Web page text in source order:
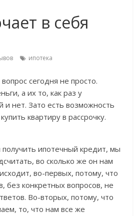
в себя
ипотека
сегодня не просто.
а их то, как раз у
нет. Зато есть возможность
квартиру в рассрочку.
ипотечный кредит, мы
во сколько же он нам
во-первых, потому, что
без конкретных вопросов, не
Во-вторых, потому, что
то, что нам все же